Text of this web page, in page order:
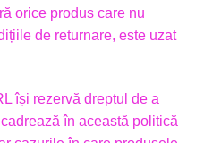
orice produs care nu
de returnare, este uzat
își rezervă dreptul de a
în această politică